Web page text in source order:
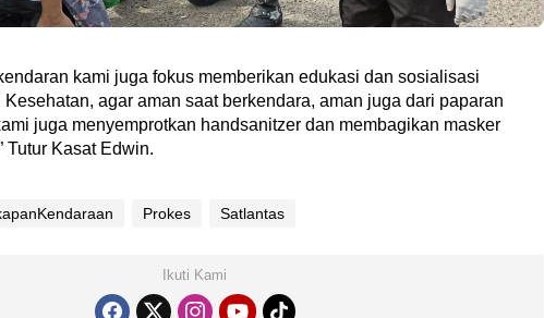
kami juga fokus memberikan edukasi dan sosialisasi
agar aman saat berkendara, aman juga dari paparan
juga menyemprotkan handsanitzer dan membagikan masker
Tutur Kasat Edwin.
Prokes Satlantas
Ikuti Kami